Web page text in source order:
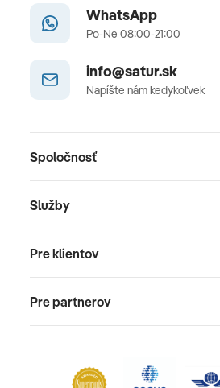
WhatsApp
Po-Ne 08:00-21:00
info@satur.sk
Napíšte nám kedykoľvek
Spoločnosť
Služby
Pre klientov
Pre partnerov